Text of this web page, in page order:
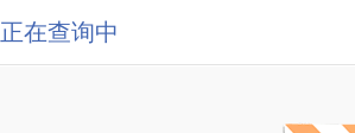
正在查询中